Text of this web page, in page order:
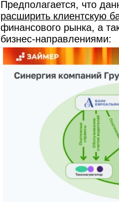
Предполагается, что
расширить клиентскую
финансового рынка, а
бизнес-направлениями: